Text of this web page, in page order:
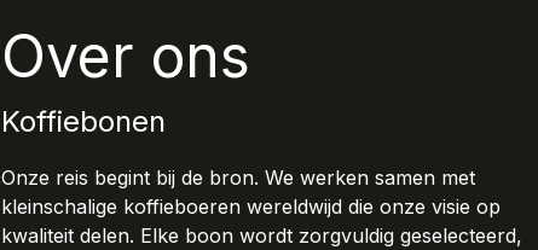
Over ons
Koffiebonen
Onze reis begint bij de bron. We werken samen met
kleinschalige koffieboeren wereldwijd die onze visie op
kwaliteit delen. Elke boon wordt zorgvuldig geselecteerd,